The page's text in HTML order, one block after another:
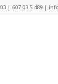
| 607 03 5 489 |